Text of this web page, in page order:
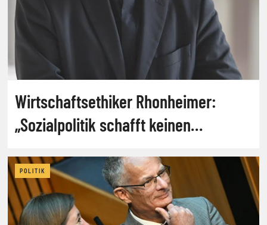
Wirtschaftsethiker Rhonheimer:
„Sozialpolitik schafft keinen
POLITIK